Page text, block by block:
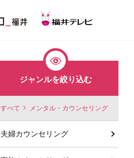
ジャンルを絞り込む
すべて メンタル・カウンセリング
夫婦カウンセリング